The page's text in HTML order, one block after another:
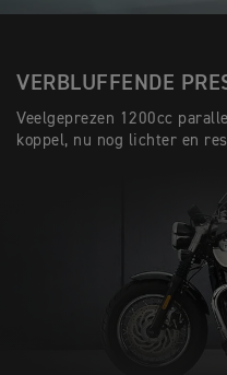
VERBLUFFENDE
Veelgeprezen 1200cc
koppel, nu nog lichter en